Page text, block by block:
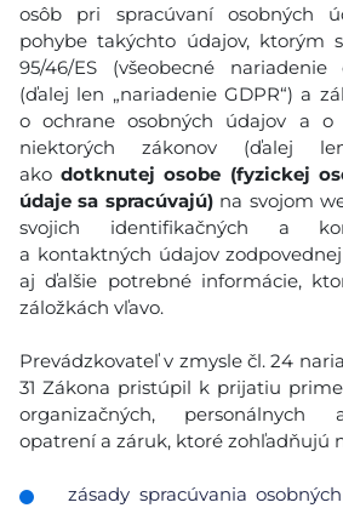
osôb pri spracúvaní osobných
pohybe takýchto údajov, ktorým
95/46/ES (všeobecné
(ďalej len „nariadenie GDPR“) a
o ochrane osobných údajov a
niektorých zákonov (ďalej
akodotknutej osobe (fyzickej
údaje sa spracúvajú)na svojom
svojich identifikačných a
a kontaktných údajov
aj ďalšie potrebné informácie,
záložkách vľavo.
Prevádzkovateľ v zmysle čl. 24
31 Zákona pristúpil k prijatiu
organizačných, personálnych
opatrení a záruk, ktoré zohľadňujú
zásady spracúvania